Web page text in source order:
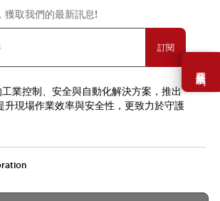
需要幫助嗎？
獲取我們的最新訊息!
訂閱
業控制、安全與自動化解決方案，推出
升現場作業效率與安全性，更致力於守護